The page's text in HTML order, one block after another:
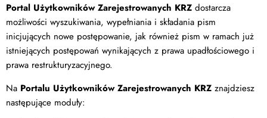
Portal Użytkowników Zarejestrowanych KRZ dostarcza
możliwości wyszukiwania, wypełniania i składania pism
inicjujących nowe postępowanie, jak również pism w ramach już
istniejących postępowań wynikających z prawa upadłościowego i
prawa restrukturyzacyjnego.
Na Portalu Użytkowników Zarejestrowanych KRZ znajdziesz
następujące moduły: